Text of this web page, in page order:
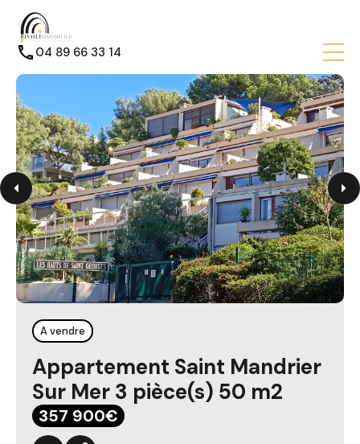
04 89 66 33 14
A vendre
Appartement Saint Mandrier
Sur Mer 3 pièce(s) 50 m2
357 900€